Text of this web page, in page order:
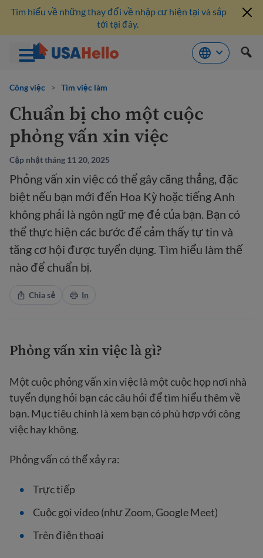
qua
dung
Tìm hiểu về những thay đổi về nhập cư hiện tại và sắp
tới tại đây.
Công việc > Tìm việc làm
Chuẩn bị cho một cuộc
phỏng vấn xin việc
Cập nhật tháng 11 20, 2025
Phỏng vấn xin việc có thể gây căng thẳng, đặc
biệt nếu bạn mới đến Hoa Kỳ hoặc tiếng Anh
không phải là ngôn ngữ mẹ đẻ của bạn. Bạn có
thể thực hiện các bước để cảm thấy tự tin và
tăng cơ hội được tuyển dụng. Tìm hiểu làm thế
nào để chuẩn bị.
Chia sẻ In
Phỏng vấn xin việc là gì?
Một cuộc phỏng vấn xin việc là một cuộc họp nơi nhà
tuyển dụng hỏi bạn các câu hỏi để tìm hiểu thêm về
bạn. Mục tiêu chính là xem bạn có phù hợp với công
việc hay không.
Phỏng vấn có thể xảy ra:
Trực tiếp
Cuộc gọi video (như Zoom, Google Meet)
Trên điện thoại